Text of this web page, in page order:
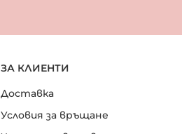
ЗА КЛИЕНТИ
Доставка
Условия за връщане